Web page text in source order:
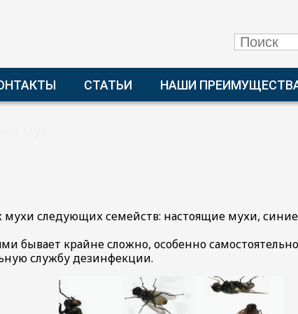
СТАТЬИ НАШИ
следующих семейств: настоящие мухи,
бывает крайне сложно, особенно
службу дезинфекции.